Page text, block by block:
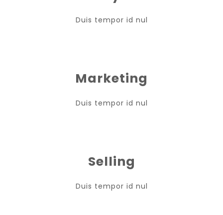
Duis tempor id nul
Marketing
Duis tempor id nul
Selling
Duis tempor id nul